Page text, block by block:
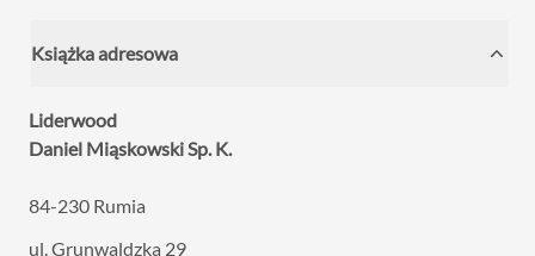
Książka adresowa
Liderwood
Daniel Miąskowski Sp. K.
84-230 Rumia
ul. Grunwaldzka 29